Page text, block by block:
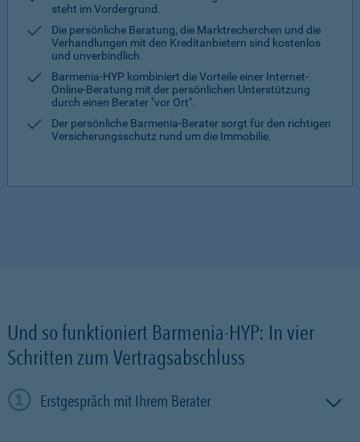
steht im Vordergrund.
Die persönliche Beratung, die Marktrecherchen und die
Verhandlungen mit den Kreditanbietern sind kostenlos
und unverbindlich.
Barmenia-HYP kombiniert die Vorteile einer Internet-
Online-Beratung mit der persönlichen Unterstützung
durch einen Berater "vor Ort".
Der persönliche Barmenia-Berater sorgt für den richtigen
Versicherungsschutz rund um die Immobilie.
Und so funktioniert Barmenia-HYP: In vier
Schritten zum Vertragsabschluss
Erstgespräch mit Ihrem Berater